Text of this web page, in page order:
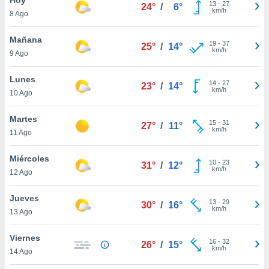
en
más
nuestra
de
cookies
aceptar
8 Ago
24° / 6° 13- 27
km/h
Mañana
9 Ago
25° / 14° 19- 37
km/h
Lunes
10 Ago
23° / 14° 14- 27
km/h
Martes
11 Ago
27° / 11° 15- 31
km/h
Miércoles
12 Ago
31° / 12° 10- 23
km/h
Jueves
13 Ago
30° / 16° 13- 29
km/h
Viernes
14 Ago
26° / 15° 16- 32
km/h